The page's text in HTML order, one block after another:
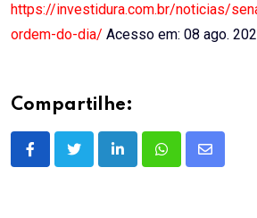
https://investidura.com.br/noticias/
ordem-do-dia/ Acesso em: 08 ago.
Compartilhe:
LinkedInWhatsappShare